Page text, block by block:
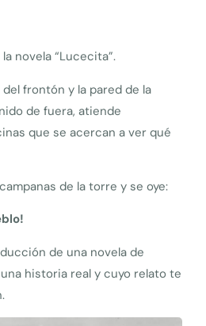
novela “Lucecita”.
del frontón y la pared de la
de fuera, atiende
que se acercan a ver qué
de la torre y se oye:
de una novela de
historia real y cuyo relato te